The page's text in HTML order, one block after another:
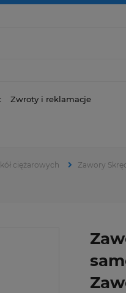
Zwroty i reklamacje
ciężarowych Zawory